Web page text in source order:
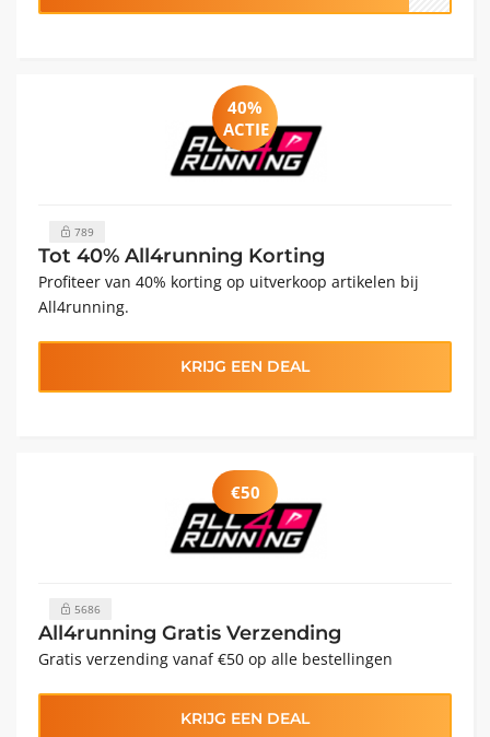
40%
ACTIE
789
Tot 40% All4running Korting
Profiteer van 40% korting op uitverkoop artikelen bij
All4running.
KRIJG EEN DEAL
€50
5686
All4running Gratis Verzending
Gratis verzending vanaf €50 op alle bestellingen
KRIJG EEN DEAL